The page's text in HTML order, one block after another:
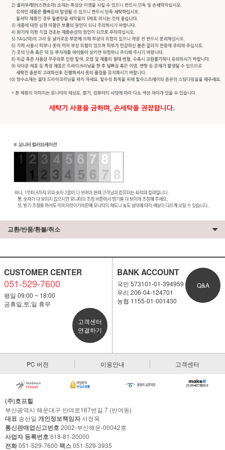
교환/반품/환불/취소
CUSTOMER CENTER
051-529-7600
평일 09:00 ~ 18:00
공휴일,토,일 휴무
고객센터
연결하기
BANK ACCOUNT
국민 573101-01-394959
우리 206-04-124701
농협 1155-01-001430
Q&A
PC 버전 이용안내 고객센터
(주)호프힐
부산광역시 해운대구 반여로167번길 7 (반여동)
대표 송선일 개인정보책임자서정욱
통신판매업신고번호2002-부산해운-00042호
사업자 등록번호618-81-20000
전화051-529-7600 팩스051-529-3935